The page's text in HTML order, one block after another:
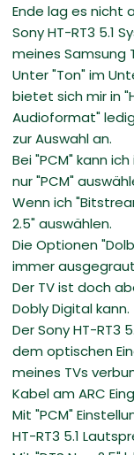
Ende lag es nicht
Sony HT-RT3 5.1
meines Samsung
Unter "Ton" im
bietet sich mir in
Audioformat"
zur Auswahl an.
Bei "PCM" kann
nur "PCM"
Wenn ich
2.5" auswählen.
Die Optionen
immer
Der TV ist doch
Dobly Digital kann.
Der Sony HT-RT3
dem optischen
meines TVs
Kabel am ARC
Mit "PCM"
HT-RT3 5.1